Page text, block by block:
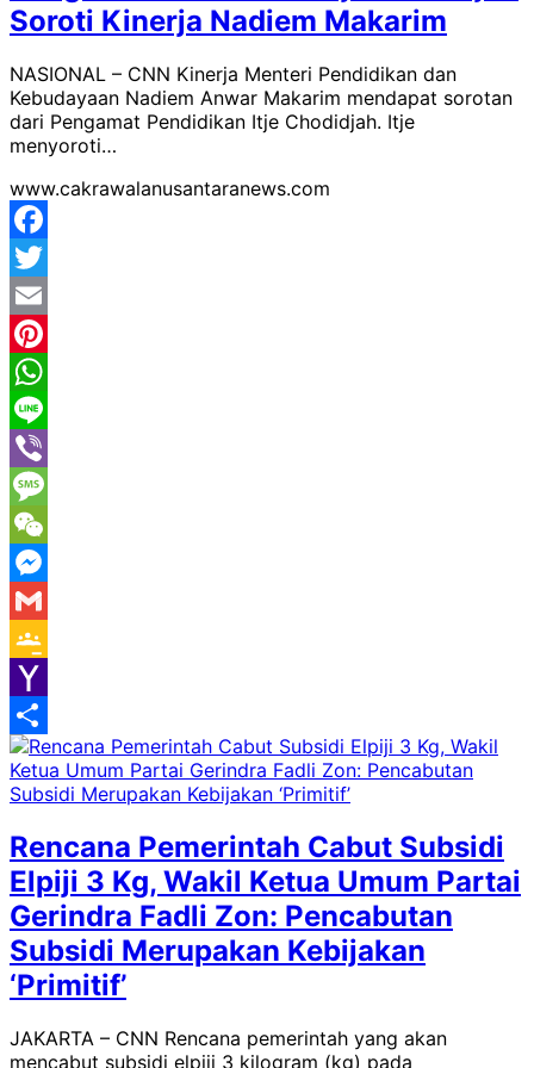
Soroti Kinerja Nadiem Makarim
NASIONAL – CNN Kinerja Menteri Pendidikan dan
Kebudayaan Nadiem Anwar Makarim mendapat sorotan
dari Pengamat Pendidikan Itje Chodidjah. Itje
menyoroti…
www.cakrawalanusantaranews.com
Facebook
Twitter
Email
Pinterest
WhatsApp
Line
Viber
Message
WeChat
Messenger
Gmail
Google
Classroom
Yahoo
Mail
Share
Rencana Pemerintah Cabut Subsidi
Elpiji 3 Kg, Wakil Ketua Umum Partai
Gerindra Fadli Zon: Pencabutan
Subsidi Merupakan Kebijakan
‘Primitif’
JAKARTA – CNN Rencana pemerintah yang akan
mencabut subsidi elpiji 3 kilogram (kg) pada